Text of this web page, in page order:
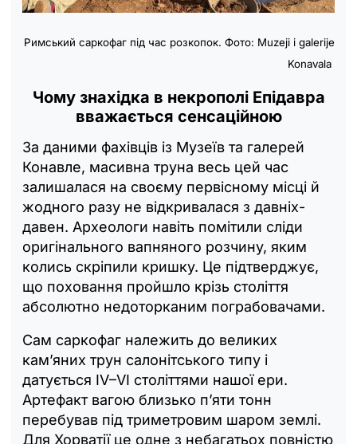
Римський саркофаг під час розкопок. Фото: Muzeji i galerije
Konavala
Чому знахідка в некрополі Епідавра
вважається сенсаційною
За даними фахівців із Музеїв та галерей
Конавле, масивна труна весь цей час
залишалася на своєму первісному місці й
жодного разу не відкривалася з давніх-
давен. Археологи навіть помітили сліди
оригінального вапняного розчину, яким
колись скріпили кришку. Це підтверджує,
що поховання пройшло крізь століття
абсолютно недоторканим пограбовачами.
Сам саркофаг належить до великих
кам’яних трун салонітського типу і
датується IV–VI століттями нашої ери.
Артефакт вагою близько п’яти тонн
перебував під триметровим шаром землі.
Для Хорватії це одне з небагатьох повністю